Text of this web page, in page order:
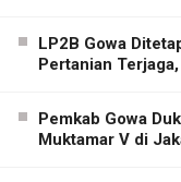
LP2B Gowa
Pertanian
Pemkab Gowa
Muktamar V di